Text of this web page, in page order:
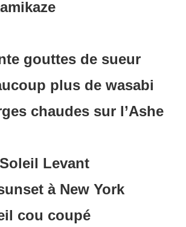
gout­tes de sueur
plus de wasabi
chaudes sur l’Ashe
Levant
à New York
cou coupé